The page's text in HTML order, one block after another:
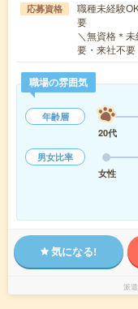
応募資格
職種未経験
要
＼無資格＊
要・来社不
職場の雰囲気
年齢層
20代
男女比率
女性
気になる!
派